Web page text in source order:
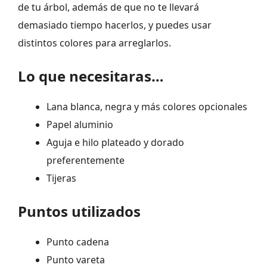
de tu árbol, además de que no te llevará
demasiado tiempo hacerlos, y puedes usar
distintos colores para arreglarlos.
Lo que necesitaras…
Lana blanca, negra y más colores opcionales
Papel aluminio
Aguja e hilo plateado y dorado
preferentemente
Tijeras
Puntos utilizados
Punto cadena
Punto vareta